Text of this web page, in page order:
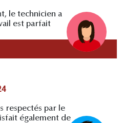
le technicien a
est parfait
respectés par le
également de